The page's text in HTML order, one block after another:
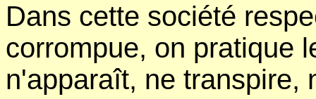
Dans cette société
corrompue, on pratique
n'apparaît, ne transpire,